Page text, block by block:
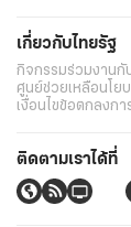
เกี่ยวกับไทยรัฐ
กิจกรรมร่วมงานกั
ศูนย์ช่วยเหลือนโย
เงื่อนไขข้อตกลงกา
ติดตามเราได้ที่